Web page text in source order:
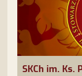
SKCh im. Ks.